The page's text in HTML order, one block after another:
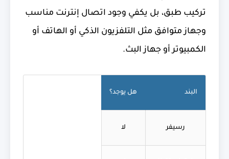
تركيب طبق، بل يكفي وجود اتصال إنترنت مناسب
وجهاز متوافق مثل التلفزيون الذكي أو الهاتف أو
الكمبيوتر أو جهاز البث.
البند هل يوجد؟
رسيفر لا